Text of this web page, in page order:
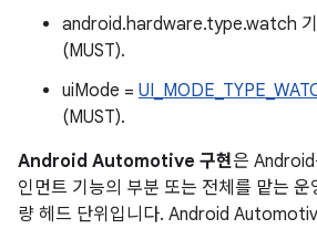
android.hardware.type.watch 기
(MUST).
uiMode =
(MUST).
Android Automotive 구현은 Android
인먼트 기능의 부분 또는 전체를 맡는
량 헤드 단위입니다. Android